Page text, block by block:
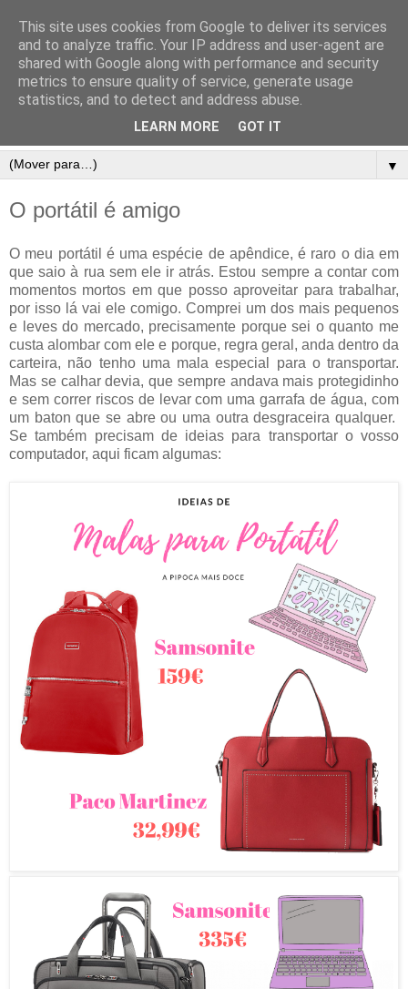
▼
O portátil é amigo
O meu portátil é uma espécie de apêndice, é raro o dia em
que saio à rua sem ele ir atrás. Estou sempre a contar com
momentos mortos em que posso aproveitar para trabalhar,
por isso lá vai ele comigo. Comprei um dos mais pequenos
e leves do mercado, precisamente porque sei o quanto me
custa alombar com ele e porque, regra geral, anda dentro da
carteira, não tenho uma mala especial para o transportar.
Mas se calhar devia, que sempre andava mais protegidinho
e sem correr riscos de levar com uma garrafa de água, com
um baton que se abre ou uma outra desgraceira qualquer.
Se também precisam de ideias para transportar o vosso
computador, aqui ficam algumas:
This site uses cookies from Google to deliver its services
and to analyze traffic. Your IP address and user-agent are
shared with Google along with performance and security
metrics to ensure quality of service, generate usage
statistics, and to detect and address abuse.
LEARN MORE GOT IT